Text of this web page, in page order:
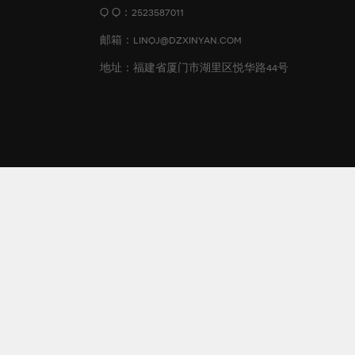
Q Q：2523587011
邮箱：linqj@dzxinyan.com
地址：福建省厦门市湖里区悦华路44号